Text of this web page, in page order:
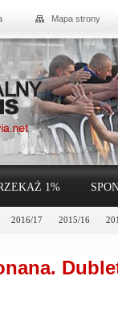
Mapa strony
2016/17 2015/16
1%